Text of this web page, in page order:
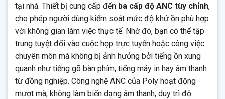
tại nhà. Thiết bị cung cấp đến ba cấp độ ANC tùy chỉnh,
cho phép người dùng kiểm soát mức độ khử ồn phù hợp
với không gian làm việc thực tế. Nhờ đó, bạn có thể tập
trung tuyệt đối vào cuộc họp trực tuyến hoặc công việc
chuyên môn mà không bị ảnh hưởng bởi tiếng ồn xung
quanh như tiếng gõ bàn phím, tiếng máy in hay âm thanh
từ đồng nghiệp. Công nghệ ANC của Poly hoạt động
mượt mà, không làm biến dạng âm thanh, duy trì độ